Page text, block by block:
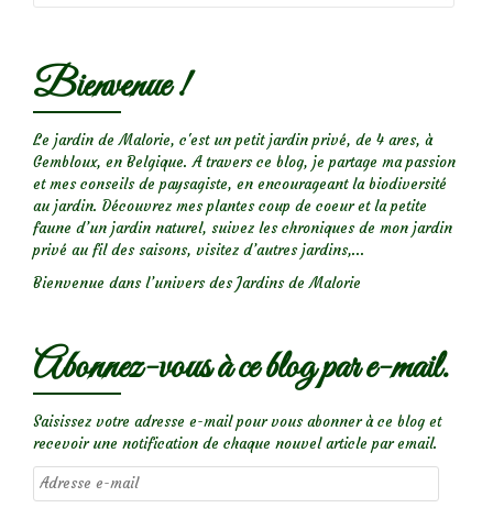
Bienvenue !
Le jardin de Malorie, c'est un petit jardin privé, de 4 ares, à
Gembloux, en Belgique. A travers ce blog, je partage ma passion
et mes conseils de paysagiste, en encourageant la biodiversité
au jardin. Découvrez mes plantes coup de coeur et la petite
faune d’un jardin naturel, suivez les chroniques de mon jardin
privé au fil des saisons, visitez d’autres jardins,...
Bienvenue dans l’univers des Jardins de Malorie
Abonnez-vous à ce blog par e-mail.
Saisissez votre adresse e-mail pour vous abonner à ce blog et
recevoir une notification de chaque nouvel article par email.
Adresse
e-